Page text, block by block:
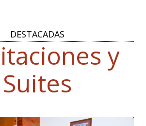
DESTACADAS
y
Suites